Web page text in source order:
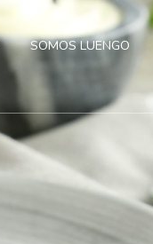
SOMOS LUENGO